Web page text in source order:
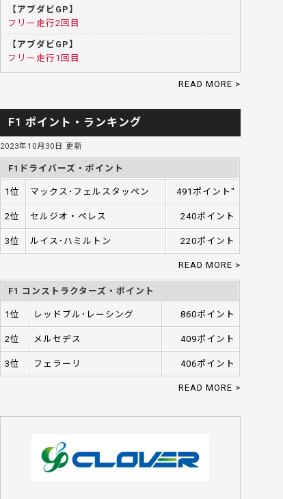
【アブダビGP】
フリー走行2回目
【アブダビGP】
フリー走行1回目
READ MORE >
F1 ポイント・ランキング
2023年10月30日 更新
F1ドライバーズ・ポイント
1位 マックス･フェルスタッペン 491ポイント"
2位 セルジオ・ペレス 240ポイント
3位 ルイス･ハミルトン 220ポイント
READ MORE >
F1 コンストラクターズ・ポイント
1位 レッドブル･レーシング 860ポイント
2位 メルセデス 409ポイント
3位 フェラーリ 406ポイント
READ MORE >